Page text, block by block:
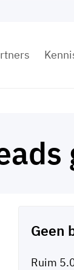
Geen
Ruim